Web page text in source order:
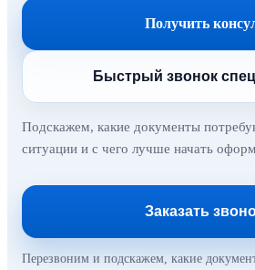
Получить
Быстрый звонок
Подскажем, какие документы
ситуации и с чего лучше начать
Заказать
Перезвоним и подскажем, какие